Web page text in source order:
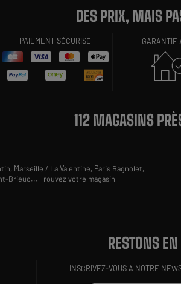
DES PRIX, MAIS
PAIEMENT SÉCURISÉ GARANTIE
112 MAGASINS
Marseille / La Valentine, Paris Bagnolet,
Brieuc...Trouvez votre magasin
RESTONS
INSCRIVEZ-VOUS À NOTRE